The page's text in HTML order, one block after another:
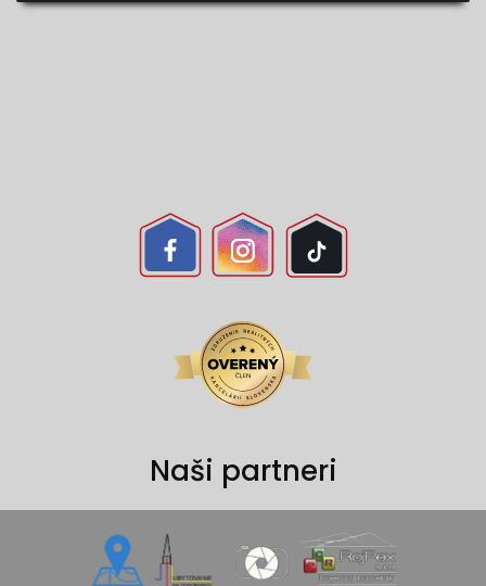
Naši partneri